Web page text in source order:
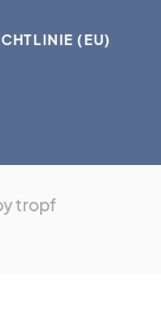
(EU)
tropf